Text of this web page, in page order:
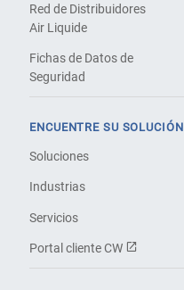
Red de Distribuidores
Air Liquide
Fichas de Datos de
Seguridad
ENCUENTRE SU SOLUCIÓN
Soluciones
Industrias
Servicios
Portal cliente CW